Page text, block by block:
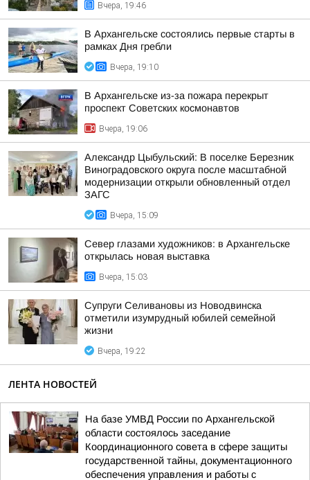
Вчера, 19:46
В Архангельске состоялись первые старты в
рамках Дня гребли
Вчера, 19:10
В Архангельске из-за пожара перекрыт
проспект Советских космонавтов
Вчера, 19:06
Александр Цыбульский: В поселке Березник
Виноградовского округа после масштабной
модернизации открыли обновленный отдел
ЗАГС
Вчера, 15:09
Север глазами художников: в Архангельске
открылась новая выставка
Вчера, 15:03
Супруги Селивановы из Новодвинска
отметили изумрудный юбилей семейной
жизни
Вчера, 19:22
ЛЕНТА НОВОСТЕЙ
На базе УМВД России по Архангельской
области состоялось заседание
Координационного совета в сфере защиты
государственной тайны, документационного
обеспечения управления и работы с